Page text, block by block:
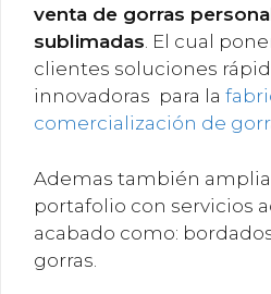
venta de gorras
sublimadas. El cual
clientes soluciones
innovadoras para la
comercialización de
Ademas también
portafolio con servicios
acabado como:
gorras.